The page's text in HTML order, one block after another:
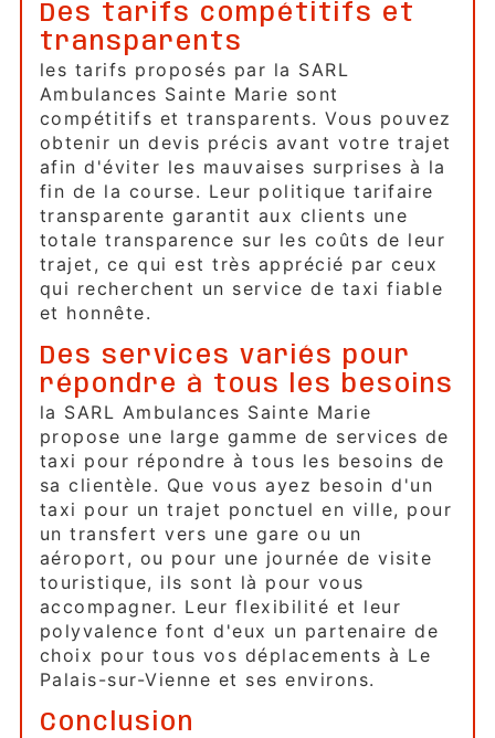
Des tarifs compétitifs et
transparents
les tarifs proposés par la SARL
Ambulances Sainte Marie sont
compétitifs et transparents. Vous pouvez
obtenir un devis précis avant votre trajet
afin d'éviter les mauvaises surprises à la
fin de la course. Leur politique tarifaire
transparente garantit aux clients une
totale transparence sur les coûts de leur
trajet, ce qui est très apprécié par ceux
qui recherchent un service de taxi fiable
et honnête.
Des services variés pour
répondre à tous les besoins
la SARL Ambulances Sainte Marie
propose une large gamme de services de
taxi pour répondre à tous les besoins de
sa clientèle. Que vous ayez besoin d'un
taxi pour un trajet ponctuel en ville, pour
un transfert vers une gare ou un
aéroport, ou pour une journée de visite
touristique, ils sont là pour vous
accompagner. Leur flexibilité et leur
polyvalence font d'eux un partenaire de
choix pour tous vos déplacements à Le
Palais-sur-Vienne et ses environs.
Conclusion